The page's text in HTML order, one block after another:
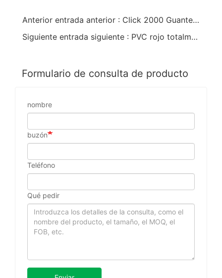
Anterior entrada anterior : Click 2000 Guantes de trabajo de muñeca de punto de PVC rojo estándar
Siguiente entrada siguiente : PVC rojo totalmente recubierto sumergido con guantes de punto de muñeca de peso medio
Formulario de consulta de producto
nombre
buzón
Teléfono
Qué pedir